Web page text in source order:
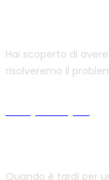
Hai scoperto di
risolveremo il
Quando è tardi per